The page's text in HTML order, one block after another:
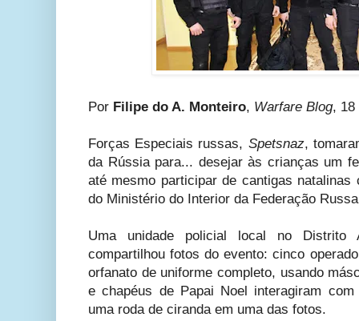
Por Filipe do A. Monteiro, Warfare Blog, 18
Forças Especiais russas, Spetsnaz,
da Rússia para... desejar às crianças um
até mesmo participar de cantigas
do Ministério do Interior da Federação
Uma unidade policial local no Distrito
compartilhou fotos do evento: cinco
orfanato de uniforme completo, usando
e chapéus de Papai Noel interagiram
uma roda de ciranda em uma das fotos.